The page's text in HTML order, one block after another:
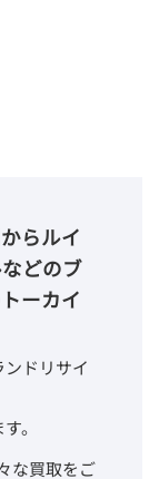
らルイ
どのブ
ーカイ
ドリサイ
。
な買取をご